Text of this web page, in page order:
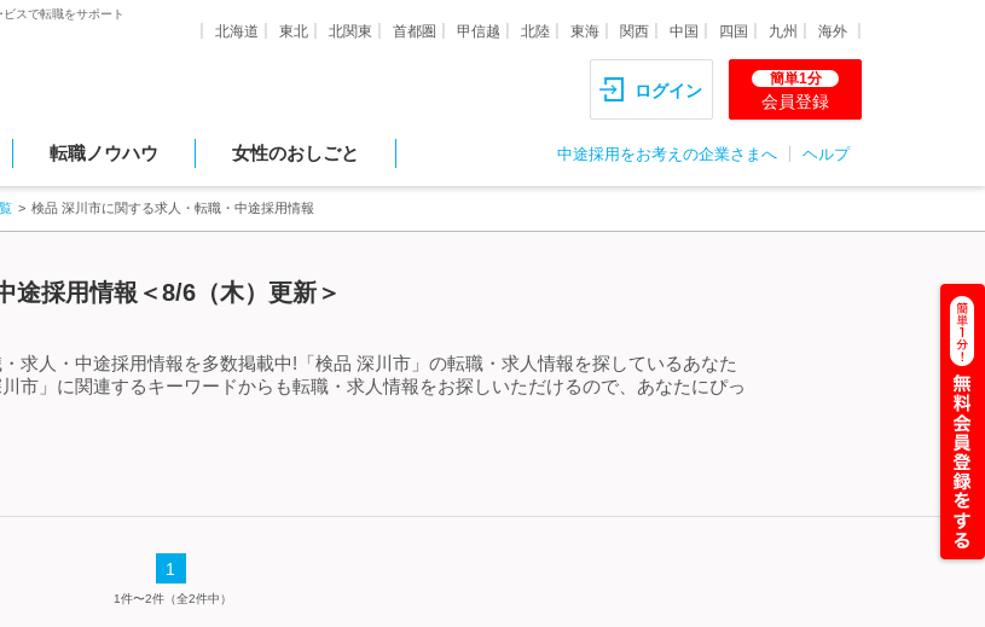
スで転職をサポート
北海道 東北 北関東 首都圏 甲信越 北陸 東海 関西 中国 四国 九州 海外
ログイン
簡単1分
会員登録
転職ノウハウ 女性のおしごと 中途採用をお考えの企業さまへ ヘルプ
検品 深川市に関する求人・転職・中途採用情報
途採用情報＜8/6（木）更新＞
求人・中途採用情報を多数掲載中!「検品 深川市」の転職・求人情報を探しているあなた
市」に関連するキーワードからも転職・求人情報をお探しいただけるので、あなたにぴっ
1
1件〜2件（全2件中）